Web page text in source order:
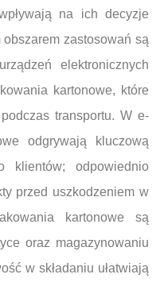
na ich decyzje
zastosowań są
elektronicznych
kartonowe, które
transportu. W e-
odgrywają kluczową
klientów; odpowiednio
przed uszkodzeniem w
kartonowe są
oraz magazynowaniu
w składaniu ułatwiają